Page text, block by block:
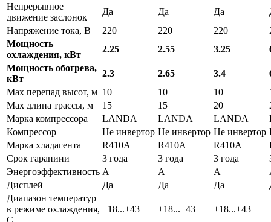
Непрерывное
движение заслонок
Да Да Да
Напряжение тока, В
220 220 220
Мощность
охлаждения, кВт
2.25 2.55 3.25
Мощность обогрева,
кВт
2.3 2.65 3.4
Max перепад высот, м 10 10 10
Max длина трассы, м
15 15 20
Марка компрессора
LANDA LANDA LANDA
Компрессор
Не инвертор Не инвертор Не инвертор
Марка хладагента
R410A R410A R410A
Срок гараниии
3 года 3 года 3 года
Энергоэффективность A A A
Дисплей
Да Да Да
Диапазон температур
в режиме охлаждения,
С
+18...+43 +18...+43 +18...+43